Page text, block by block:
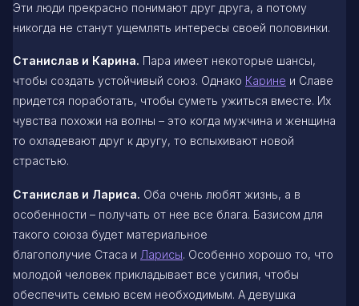
Эти люди прекрасно понимают друг друга, а потому
никогда не станут ущемлять интересы своей половинки.
Станислав и Карина. Пара имеет некоторые шансы,
чтобы создать устойчивый союз. Однако Карине и Славе
придется поработать, чтобы суметь ужиться вместе. Их
чувства похожи на волны – это когда мужчина и женщина
то охладевают друг к другу, то вспыхивают новой
страстью.
Станислав и Лариса. Оба очень любят жизнь, а в
особенности – получать от нее все блага. Базисом для
такого союза будет материальное
благополучие Стаса и Ларисы. Особенно хорошо то, что
молодой человек прикладывает все усилия, чтобы
обеспечить семью всем необходимым. А девушка